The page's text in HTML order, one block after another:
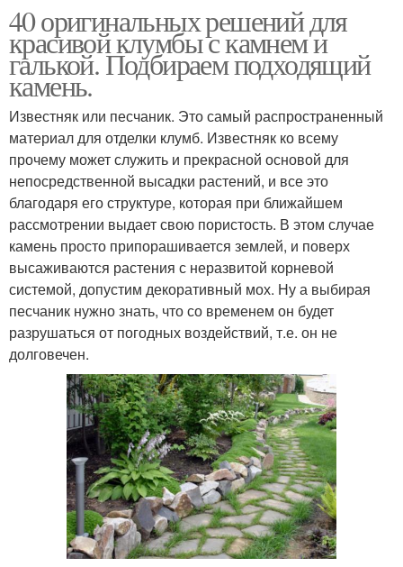
40 оригинальных решений для
красивой клумбы с камнем и
галькой. Подбираем подходящий
камень.
Известняк или песчаник. Это самый распространенный
материал для отделки клумб. Известняк ко всему
прочему может служить и прекрасной основой для
непосредственной высадки растений, и все это
благодаря его структуре, которая при ближайшем
рассмотрении выдает свою пористость. В этом случае
камень просто припорашивается землей, и поверх
высаживаются растения с неразвитой корневой
системой, допустим декоративный мох. Ну а выбирая
песчаник нужно знать, что со временем он будет
разрушаться от погодных воздействий, т.е. он не
долговечен.